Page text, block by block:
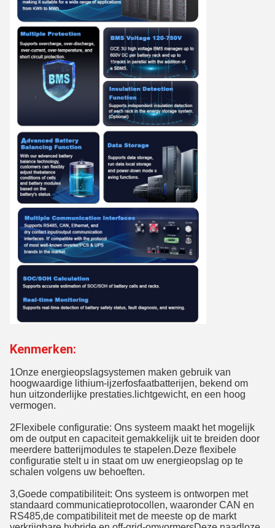
Kenmerken:
1Onze energieopslagsystemen maken gebruik van
hoogwaardige lithium-ijzerfosfaatbatterijen, bekend om
hun uitzonderlijke prestaties.lichtgewicht, en een hoog
vermogen.
2Flexibele configuratie: Ons systeem maakt het mogelijk
om de output en capaciteit gemakkelijk uit te breiden door
meerdere batterijmodules te stapelen.Deze flexibele
configuratie stelt u in staat om uw energieopslag op te
schalen volgens uw behoeften.
3,Goede compatibiliteit: Ons systeem is ontworpen met
standaard communicatieprotocollen, waaronder CAN en
RS485,de compatibiliteit met de meeste op de markt